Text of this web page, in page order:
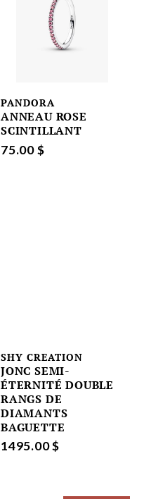
PANDORA
ANNEAU ROSE
SCINTILLANT
75.00 $
SHY CREATION
JONC SEMI-
ÉTERNITÉ DOUBLE
RANGS DE
DIAMANTS
BAGUETTE
1495.00 $